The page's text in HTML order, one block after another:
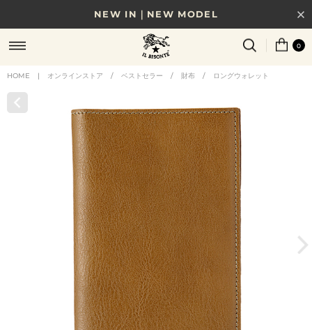
NEW IN｜NEW MODEL
8/17(月)10時まで｜税込11,000円以上で送料無料
贈る相手やシーンから選べる、新しいギフトガイド
0
HOME | オンラインストア / ベストセラー / 財布 / ロングウォレット